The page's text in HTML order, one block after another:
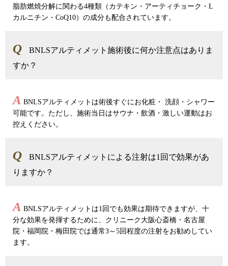
脂肪燃焼分解に関わる4種類（カテキン・アーティチョーク・L
カルニチン・CoQ10）の成分も配合されています。
Q
BNLSアルティメット施術後に何か注意点はありま
すか？
A BNLSアルティメットは術後すぐにお化粧・ 洗顔・シャワー
可能です。ただし、施術当日はサウナ・飲酒・激しい運動はお
控えください。
Q
BNLSアルティメットによる注射は1回で効果があ
りますか？
A BNLSアルティメットは1回でも効果は期待できますが、十
分な効果を発揮するために、クリニーク大阪心斎橋・名古屋
院・福岡院・梅田院では通常3～5回程度の注射をお勧めしてい
ます。